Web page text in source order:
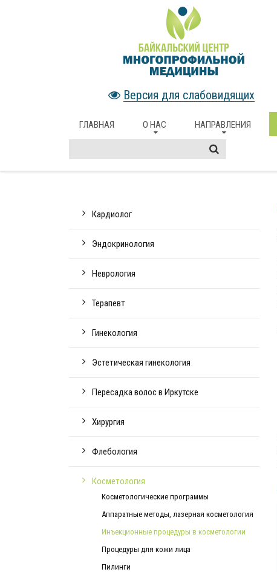
Версия для слабовидящих
ГЛАВНАЯ О НАС НАПРАВЛЕНИЯ
Кардиолог
Эндокринология
Неврология
Терапевт
Гинекология
Эстетическая гинекология
Пересадка волос в Иркутске
Хирургия
Флебология
Косметология
Косметологические программы
Аппаратные методы, лазерная косметология
Инъекционные процедуры в косметологии
Процедуры для кожи лица
Пилинги